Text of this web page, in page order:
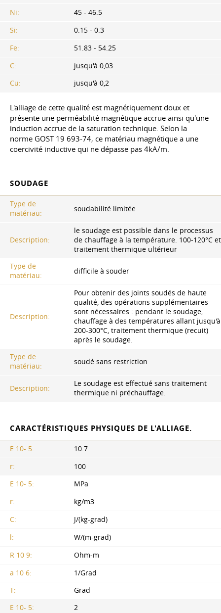
Ni:
45 - 46.5
Si:
0.15 - 0.3
Fe:
51.83 - 54.25
C:
jusqu'à 0,03
Cu:
jusqu'à 0,2
L'alliage de cette qualité est magnétiquement doux et
présente une perméabilité magnétique accrue ainsi qu'une
induction accrue de la saturation technique. Selon la
norme GOST 19 693-74, ce matériau magnétique a une
coercivité inductive qui ne dépasse pas 4kA/m.
SOUDAGE
Type de
matériau:
soudabilité limitée
Description:
le soudage est possible dans le processus
de chauffage à la température. 100-120°C et
traitement thermique ultérieur
Type de
matériau:
difficile à souder
Description:
Pour obtenir des joints soudés de haute
qualité, des opérations supplémentaires
sont nécessaires : pendant le soudage,
chauffage à des températures allant jusqu'à
200-300°C, traitement thermique (recuit)
après le soudage.
Type de
matériau:
soudé sans restriction
Description:
Le soudage est effectué sans traitement
thermique ni préchauffage.
CARACTÉRISTIQUES PHYSIQUES DE L'ALLIAGE.
E 10- 5:
10.7
r:
100
E 10- 5:
MPa
r:
kg/m3
C:
J/(kg-grad)
l:
W/(m-grad)
R 10 9:
Ohm-m
a 10 6:
1/Grad
T:
Grad
E 10- 5:
2